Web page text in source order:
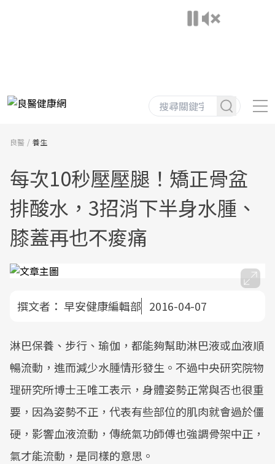
良醫 養生
每次10秒壓壓腿！矯正骨盆
排酸水，3招消下半身水腫、
膝蓋再也不痠痛
撰文者： 早安健康編輯部 2016-04-07
淋巴保養、步行、瑜伽，都能夠幫助淋巴液或血液順
暢流動，進而減少水腫情形發生。不過中央研究院物
理研究所博士王唯工表示，身體姿勢正常與否也很重
要，因為姿勢不正，代表有些部位的肌肉就會過於僵
硬，影響血液流動，傳統氣功師傅也強調骨架中正，
氣才能流動，是同樣的意思。